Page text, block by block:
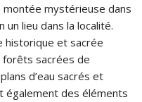
montée mystérieuse dans
lieu dans la localité.
historique et sacrée
forêts sacrées de
d’eau sacrés et
également des éléments